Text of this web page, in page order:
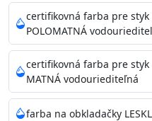
na škvrny použite Blanco
riediteľné vodou.
Skladovanie
48 mesiacov v orig.
25°C
certifikovná farba pre
POLOMATNÁ
certifikovná farba pre
MATNÁ vodouriediteľná
farba na obkladačky